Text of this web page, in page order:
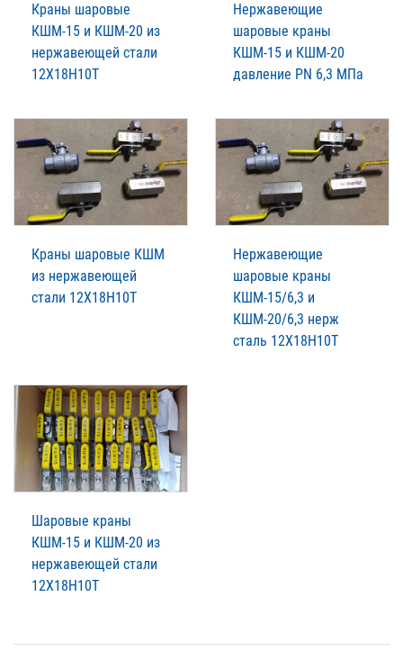
Краны шаровые
КШМ-15 и КШМ-20 из
нержавеющей стали
12Х18Н10Т
Нержавеющие
шаровые краны
КШМ-15 и КШМ-20
давление PN 6,3 МПа
Краны шаровые КШМ
из нержавеющей
стали 12Х18Н10Т
Нержавеющие
шаровые краны
КШМ-15/6,3 и
КШМ-20/6,3 нерж
сталь 12Х18Н10Т
Шаровые краны
КШМ-15 и КШМ-20 из
нержавеющей стали
12Х18Н10Т